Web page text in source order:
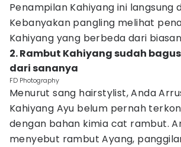
Penampilan Kahiyang ini langsung
Kebanyakan pangling melihat
Kahiyang yang berbeda dari
2. Rambut Kahiyang sudah
dari sananya
FD Photography
Menurut sang hairstylist, Anda
Kahiyang Ayu belum pernah
dengan bahan kimia cat rambut.
menyebut rambut Ayang,